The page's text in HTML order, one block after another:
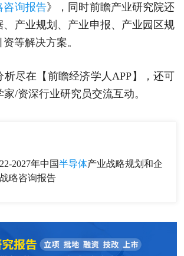
咨询报告》，同时前瞻产业研究院还
、产业规划、产业申报、产业园区规
等解决方案。
析尽在【前瞻经济学人APP】，还可
家/资深行业研究员交流互动。
2027年中国半导体产业战略规划和企
略咨询报告